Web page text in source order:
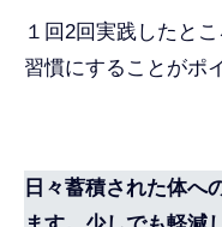
１回2回実践したと
習慣にすることがポ
日々蓄積された体へ